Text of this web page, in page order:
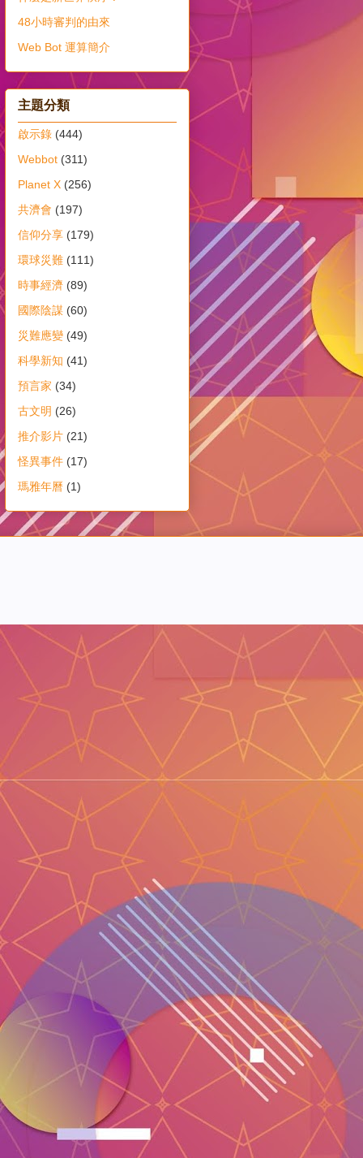
48小時審判的由來
Web Bot 運算簡介
主題分類
啟示錄 (444)
Webbot (311)
Planet X (256)
共濟會 (197)
信仰分享 (179)
環球災難 (111)
時事經濟 (89)
國際陰謀 (60)
災難應變 (49)
科學新知 (41)
預言家 (34)
古文明 (26)
推介影片 (21)
怪異事件 (17)
瑪雅年曆 (1)